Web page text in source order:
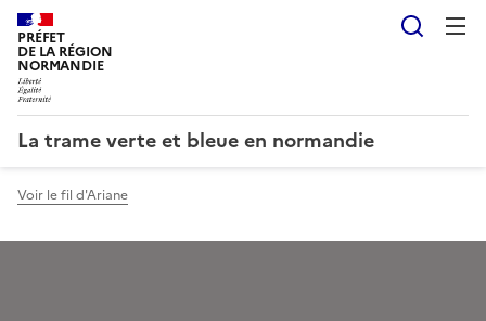
PRÉFET
DE LA RÉGION
NORMANDIE
La trame verte et bleue en normandie
Voir le fil d'Ariane